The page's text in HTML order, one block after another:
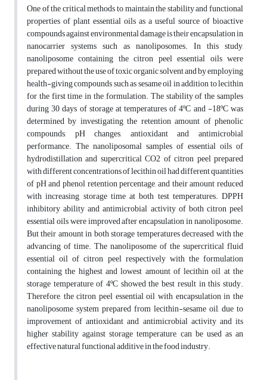
One of the critical methods to maintain the stability and functional
properties of plant essential oils as a useful source of bioactive
compounds against environmental damage is their encapsulation in
nanocarrier systems such as nanoliposomes. In this study,
nanoliposome containing the citron peel essential oils were
prepared without the use of toxic organic solvent and by employing
health-giving compounds such as sesame oil in addition to lecithin
for the first time in the formulation. The stability of the samples
during 30 days of storage at temperatures of 4ºC and -18ºC was
determined by investigating the retention amount of phenolic
compounds, pH changes, antioxidant and antimicrobial
performance. The nanoliposomal samples of essential oils of
hydrodistillation and supercritical CO2 of citron peel prepared
with different concentrations of lecithin oil had different quantities
of pH and phenol retention percentage, and their amount reduced
with increasing storage time at both test temperatures. DPPH
inhibitory ability and antimicrobial activity of both citron peel
essential oils were improved after encapsulation in nanoliposome.
But their amount in both storage temperatures decreased with the
advancing of time. The nanoliposome of the supercritical fluid
essential oil of citron peel respectively with the formulation
containing the highest and lowest amount of lecithin oil at the
storage temperature of 4ºC showed the best result in this study.
Therefore, thecitron peel essential oil with encapsulation in the
nanoliposome system prepared from lecithin-sesame oil, due to
improvement of antioxidant and antimicrobial activity and its
higher stability against storage temperature, can be used as an
effective natural functional additive in the food industry.